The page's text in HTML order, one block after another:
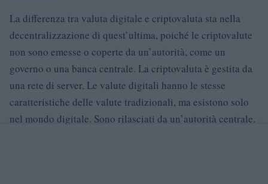
La differenza tra valuta digitale e criptovaluta sta nella
decentralizzazione di quest’ultima, poiché le criptovalute
non sono emesse o coperte da un’autorità, come un
governo o una banca centrale. La criptovaluta è gestita da
una rete di server. Le valute digitali hanno le stesse
caratteristiche delle valute tradizionali, ma esistono solo
nel mondo digitale. Sono rilasciati da un’autorità centrale.